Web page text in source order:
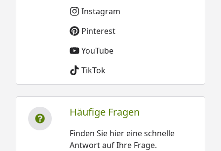
Instagram
Pinterest
YouTube
TikTok
Häufige Fragen
Finden Sie hier eine schnelle
Antwort auf Ihre Frage.